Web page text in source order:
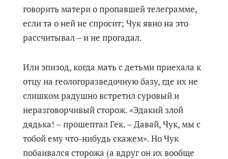
говорить матери о пропавшей телеграмме,
если та о ней не спросит; Чук явно на это
рассчитывал – и не прогадал.
Или эпизод, когда мать с детьми приехала к
отцу на геологоразведочную базу, где их не
слишком радушно встретил суровый и
неразговорчивый сторож. «Эдакий злой
дядька! – прошептал Гек. – Давай, Чук, мы с
тобой ему что-нибудь скажем». Но Чук
побаивался сторожа (а вдруг он их вообще